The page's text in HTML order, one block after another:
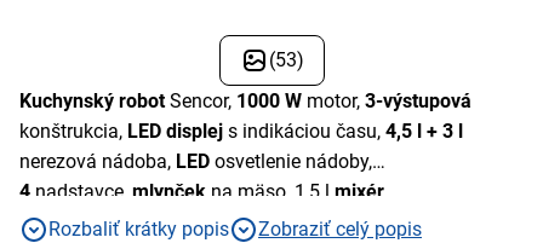
(53)
Kuchynský robotSencor, 1000 W motor, 3-výstupová
konštrukcia, LED displej s indikáciou času, 4,5 l + 3 l
nerezová nádoba, LED osvetlenie nádoby,
4 nadstavce, mlynček na mäso, 1,5 l mixér
Rozbaliť krátky popis
Zobraziť celý popis